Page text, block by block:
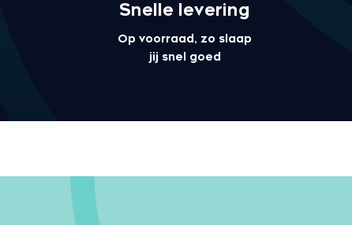
Snelle levering
Op voorraad, zo slaap
jij snel goed